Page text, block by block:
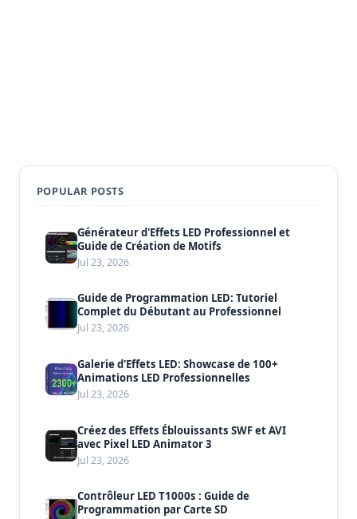
POPULAR POSTS
Générateur d'Effets LED Professionnel et
Guide de Création de Motifs
Jul 23, 2026
Guide de Programmation LED: Tutoriel
Complet du Débutant au Professionnel
Jul 23, 2026
Galerie d'Effets LED: Showcase de 100+
Animations LED Professionnelles
Jul 23, 2026
Créez des Effets Éblouissants SWF et AVI
avec Pixel LED Animator 3
Jul 23, 2026
Contrôleur LED T1000s : Guide de
Programmation par Carte SD